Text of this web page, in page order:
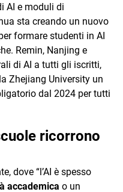
AI e moduli di
sta creando un nuovo
formare studenti in AI
Remin, Nanjing e
di AI a tutti gli iscritti,
Zhejiang University un
dal 2024 per tutti
ricorrono
dove “l’AI è spesso
accademica o un